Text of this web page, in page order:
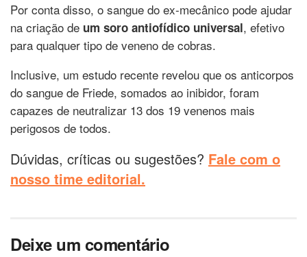
Por conta disso, o sangue do ex-mecânico pode ajudar
na criação de um soro antiofídico universal, efetivo
para qualquer tipo de veneno de cobras.
Inclusive, um estudo recente revelou que os anticorpos
do sangue de Friede, somados ao inibidor, foram
capazes de neutralizar 13 dos 19 venenos mais
perigosos de todos.
Dúvidas, críticas ou sugestões? Fale com o
nosso time editorial.
Deixe um comentário